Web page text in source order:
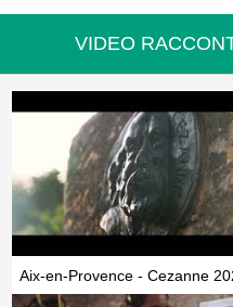
VIDEO
Aix-en-Provence - Cezanne